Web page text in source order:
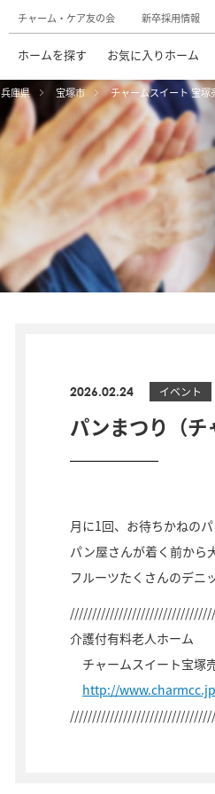
チャーム・ケア友の会 新卒採用情報
ホームを探す お気に入りホーム
兵庫県 宝塚市 チャームスイート 宝塚
2026.02.24 イベント
パンまつり（
月に1回、お待ちかねの
パン屋さんが着く前から
フルーツたくさんのデニ
介護付有料老人ホーム
チャームスイート宝塚
http://